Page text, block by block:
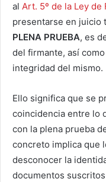
al Art. 5º de la Ley de
presentarse en juicio
PLENA PRUEBA, es
del firmante, así
integridad del mismo.
Ello significa que se
coincidencia entre lo
con la plena prueba
concreto implica que
desconocer la
documentos